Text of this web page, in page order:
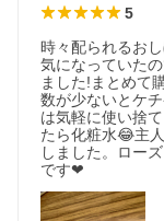
5
時々配られるお
気になっていた
ました!まとめて
数が少ないとケ
は気軽に使い捨
たら化粧水😂主
しました。ロー